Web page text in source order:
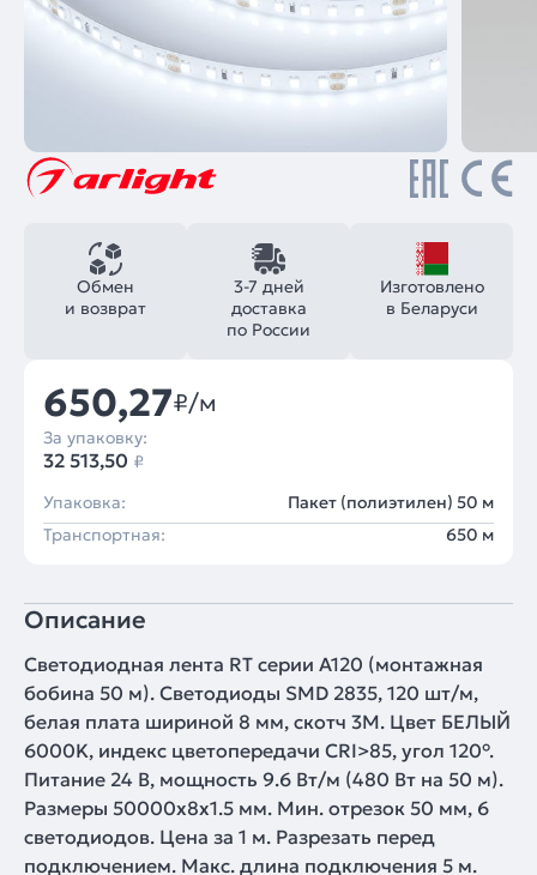
3-7 дней
доставка
по России
Обмен
и возврат
Изготовлено
в Беларуси
650,27₽/м
За упаковку:
32 513,50 ₽
Упаковка:
Пакет (полиэтилен) 50 м
Транспортная:
650 м
Описание
Светодиодная лента RT серии A120 (монтажная
бобина 50 м). Светодиоды SMD 2835, 120 шт/м,
белая плата шириной 8 мм, скотч 3M. Цвет БЕЛЫЙ
6000K, индекс цветопередачи CRI>85, угол 120°.
Питание 24 В, мощность 9.6 Вт/м (480 Вт на 50 м).
Размеры 50000x8x1.5 мм. Мин. отрезок 50 мм, 6
светодиодов. Цена за 1 м. Разрезать перед
подключением. Макс. длина подключения 5 м.